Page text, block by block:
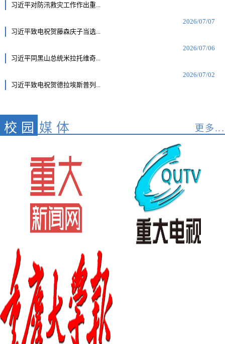
习近平对防汛救灾工作作出重...
2026/07/07
习近平致电祝贺藤森庆子当选...
2026/07/06
习近平同黑山总统米拉托维奇...
2026/07/02
习近平致电祝贺德拉埃斯普列...
校园 媒体 更多...